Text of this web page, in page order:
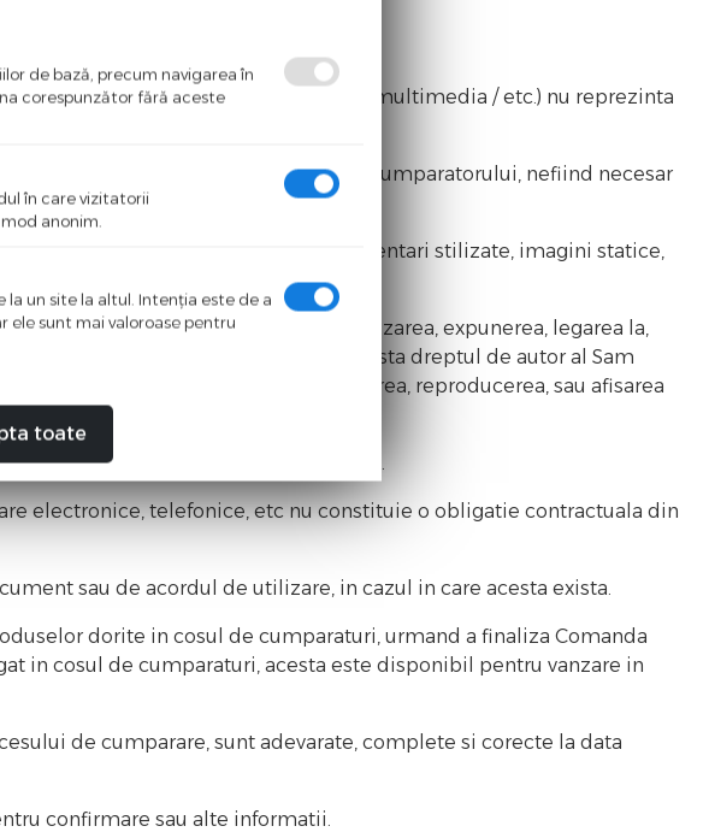
si includ T.V.A.
statice / dinamice / prezentari multimedia / etc.) nu reprezinta
onorarea Comenzii, cu informarea Cumparatorului, nefiind necesar
contractuale.
logo-uri, simboluri comerciale, reprezentari stilizate, imagini statice,
a Sam Distribution.
transferul catre terte parti, utilizarea, expunerea, legarea la,
Indepartarea insemnelor care atesta dreptul de autor al Sam
ce au fost realizate prin copierea, reproducerea, sau afisarea
scopuri personale sau non-comerciale.
electronice, telefonice, etc nu constituie o obligatie contractuala din
sau de acordul de utilizare, in cazul in care acesta exista.
dorite in cosul de cumparaturi, urmand a finaliza Comanda
in cosul de cumparaturi, acesta este disponibil pentru vanzare in
de cumparare, sunt adevarate, complete si corecte la data
confirmare sau alte informatii.
de bază, precum navigarea în
corespunzător fără aceste
în care vizitatorii
anonim.
un site la altul. Intenţia este de a
ele sunt mai valoroase pentru
toate